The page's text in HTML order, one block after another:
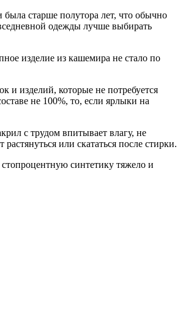
старше полутора лет, что обычно
одежды лучше выбирать
изделие из кашемира не стало по
и изделий, которые не потребуется
не 100%, то, если ярлыки на
с трудом впитывает влагу, не
или скататься после стирки.
синтетику тяжело и